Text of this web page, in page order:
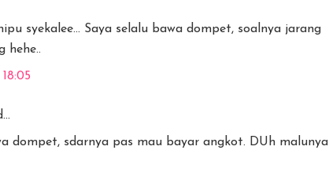
syekalee... Saya selalu bawa dompet, soalnya jarang
hehe..
dompet, sdarnya pas mau bayar angkot. DUh malunya